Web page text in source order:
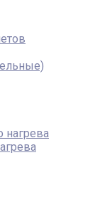
нагрева